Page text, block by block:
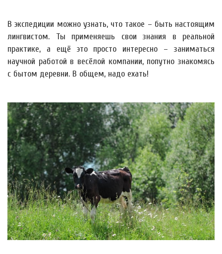
В экспедиции можно узнать, что такое – быть настоящим
лингвистом. Ты применяешь свои знания в реальной
практике, а ещё это просто интересно – заниматься
научной работой в весёлой компании, попутно знакомясь
с бытом деревни. В общем, надо ехать!